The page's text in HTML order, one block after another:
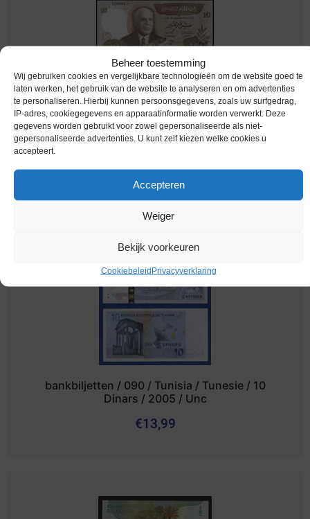
Beheer toestemming
Wij gebruiken cookies en vergelijkbare technologieën om de website goed te
laten werken, het gebruik van de website te analyseren en om advertenties
te personaliseren. Hierbij kunnen persoonsgegevens, zoals uw surfgedrag,
IP-adres, cookiegegevens en apparaatinformatie worden verwerkt. Deze
gegevens worden gebruikt voor zowel gepersonaliseerde als niet-
gepersonaliseerde advertenties. U kunt zelf kiezen welke cookies u
accepteert.
Accepteren
Weiger
Bekijk voorkeuren
CookiebeleidPrivacyverklaring
bankbiljetten / 084 / Tunisia / Tunesie / 10
€27,95
bankbiljetten / 090 / Tunisia / Tunesie / 10
Dinars / 2005 / Unc
€13,99